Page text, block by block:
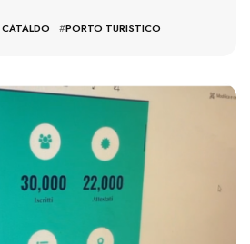
#PORTO TURISTICO